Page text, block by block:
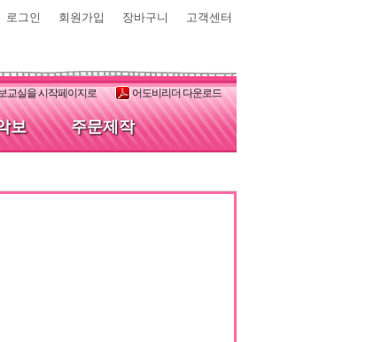
보 주문제작
교실을 시작페이지로 어도비리더 다운로드
로그인 회원가입 장바구니 고객센터